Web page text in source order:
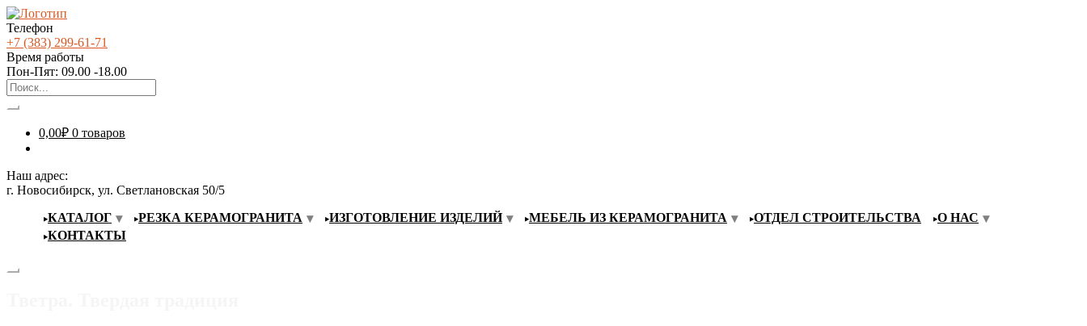
Телефон
+7 (383) 299-61-71
Время работы
Пон-Пят: 09.00 -18.00
0,00₽ 0 товаров
Наш адрес:
г. Новосибирск, ул. Светлановская 50/5
КАТАЛОГ
РЕЗКА КЕРАМОГРАНИТА ИЗГОТОВЛЕНИЕ ИЗДЕЛИЙ МЕБЕЛЬ ИЗ КЕРАМОГРАНИТА ОТДЕЛ СТРОИТЕЛЬСТВА
О НАС
КОНТАКТЫ